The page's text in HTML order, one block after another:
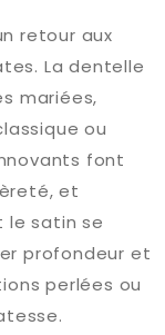
retour aux
La dentelle
mariées,
ou
font
et
le satin se
profondeur et
perlées ou